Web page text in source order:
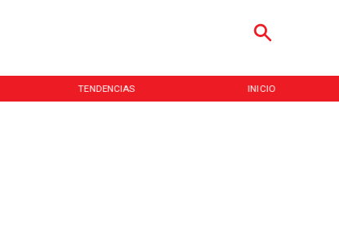
TENDENCIAS INICIO